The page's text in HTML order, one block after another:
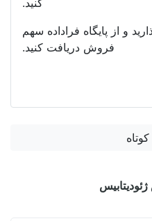
و از پایگاه فراداده سهم
فروش دریافت کنید.